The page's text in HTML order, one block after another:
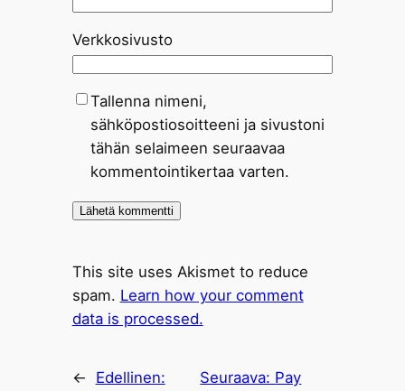
Verkkosivusto
Tallenna nimeni,
sähköpostiosoitteeni ja sivustoni
tähän selaimeen seuraavaa
kommentointikertaa varten.
This site uses Akismet to reduce
spam. Learn how your comment
data is processed.
←
Edellinen:
Seuraava: Pay